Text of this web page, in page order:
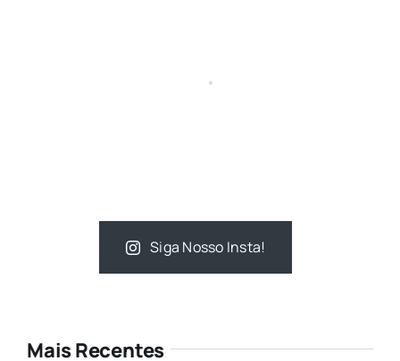
Siga Nosso Insta!
Mais Recentes